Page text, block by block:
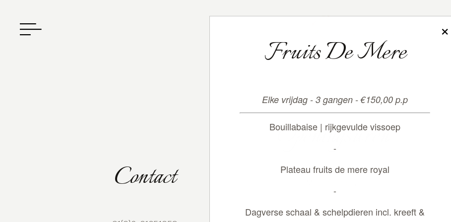
Contact
Openingsuren
Woensdag
×
Fruits De Mere
Elke vrijdag - 3 gangen - €150,00 p.p
Bouillabaise | rijkgevulde vissoep
-
Plateau fruits de mere royal
-
Dagverse schaal & schelpdieren incl. kreeft &